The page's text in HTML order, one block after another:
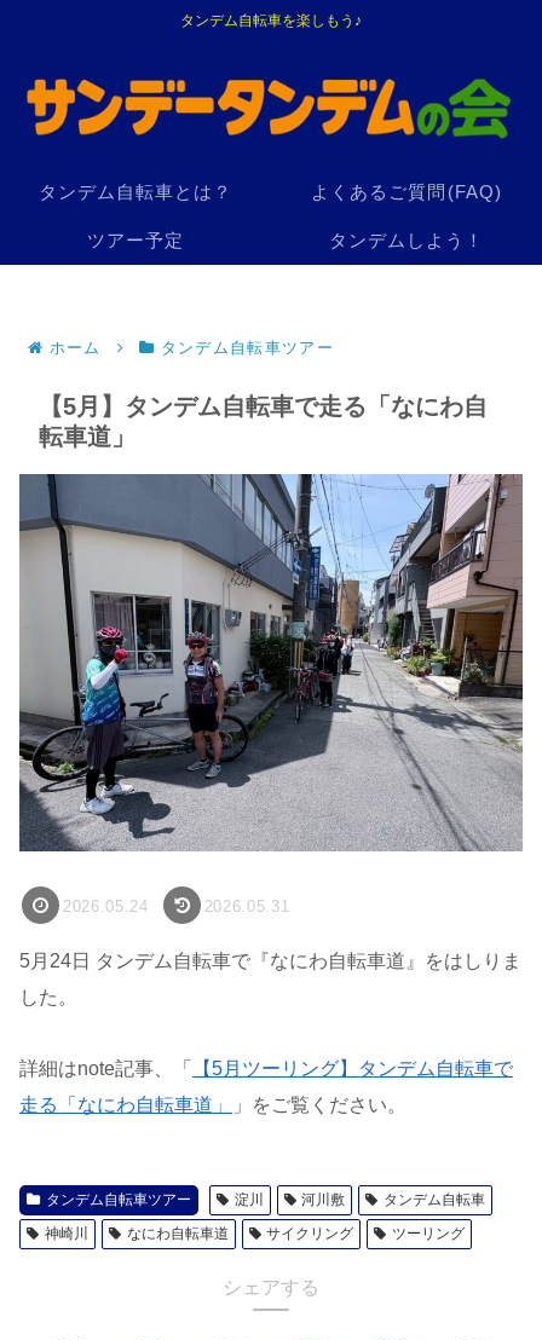
タンデム自転車を楽しもう♪
タンデム自転車とは？ よくあるご質問(FAQ)
ツアー予定 タンデムしよう！
ホーム タンデム自転車ツアー
【5月】タンデム自転車で走る「なにわ自
転車道」
2026.05.24 2026.05.31
5月24日 タンデム自転車で『なにわ自転車道』をはしりま
した。
詳細はnote記事、「
【5月ツーリング】タンデム自転車で
走る「なにわ自転車道」
」をご覧ください。
タンデム自転車ツアー 淀川 河川敷
タンデム自転車
神崎川
なにわ自転車道 サイクリング ツーリング
シェアする